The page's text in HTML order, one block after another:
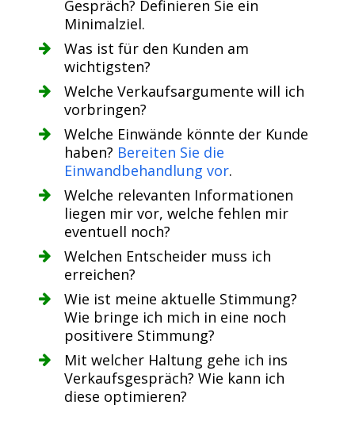
Gespräch? Definieren Sie ein
Minimalziel.
Was ist für den Kunden am
wichtigsten?
Welche Verkaufsargumente will ich
vorbringen?
Welche Einwände könnte der Kunde
haben? Bereiten Sie die
Einwandbehandlung vor.
Welche relevanten Informationen
liegen mir vor, welche fehlen mir
eventuell noch?
Welchen Entscheider muss ich
erreichen?
Wie ist meine aktuelle Stimmung?
Wie bringe ich mich in eine noch
positivere Stimmung?
Mit welcher Haltung gehe ich ins
Verkaufsgespräch? Wie kann ich
diese optimieren?